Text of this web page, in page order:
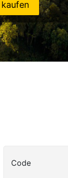
Code